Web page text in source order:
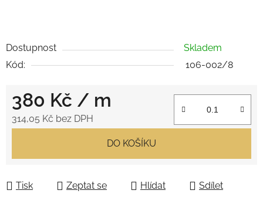
Dostupnost
Skladem
Kód:
106-002/8
380 Kč / m
314,05 Kč bez DPH
DO KOŠÍKU
Tisk Zeptat se Hlídat Sdílet